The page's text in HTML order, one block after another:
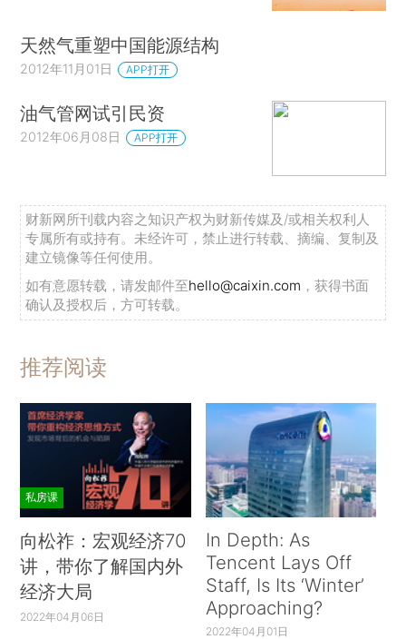
天然气重塑中国能源结构
2012年11月01日 APP打开
油气管网试引民资
2012年06月08日 APP打开
财新网所刊载内容之知识产权为财新传媒及/或相关权利人
专属所有或持有。未经许可，禁止进行转载、摘编、复制及
建立镜像等任何使用。
如有意愿转载，请发邮件至hello@caixin.com ，获得书面
确认及授权后，方可转载。
推荐阅读
私房课
向松祚：宏观经济70
讲，带你了解国内外
经济大局
2022年04月06日
In Depth: As
Tencent Lays Off
Staff, Is Its ‘Winter’
Approaching?
2022年04月01日